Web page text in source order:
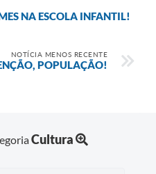
NA ESCOLA INFANTIL!
NOTÍCIA MENOS RECENTE
POPULAÇÃO!
Cultura